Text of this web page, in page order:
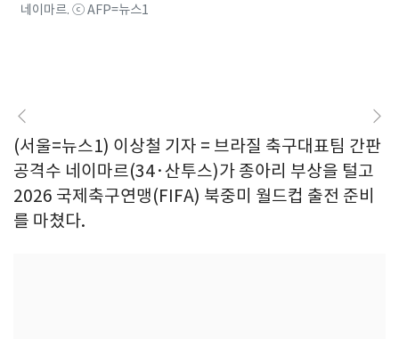
네이마르. ⓒ AFP=뉴스1
(서울=뉴스1) 이상철 기자 = 브라질 축구대표팀 간판
공격수 네이마르(34·산투스)가 종아리 부상을 털고
2026 국제축구연맹(FIFA) 북중미 월드컵 출전 준비
를 마쳤다.